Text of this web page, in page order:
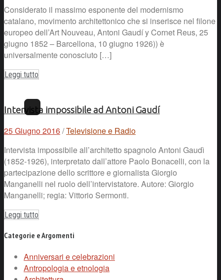
Considerato il massimo esponente del modernismo
catalano, movimento architettonico che si inserisce nel filone
europeo dell’Art Nouveau, Antoni Gaudí y Cornet Reus, 25
giugno 1852 – Barcellona, 10 giugno 1926)) è
universalmente conosciuto […]
Leggi tutto
Intervista impossibile ad Antoni Gaudí
25 Giugno 2016/Televisione e Radio
Intervista impossibile all’architetto spagnolo Antoni Gaudì
(1852-1926), interpretato dall’attore Paolo Bonacelli, con la
partecipazione dello scrittore e giornalista Giorgio
Manganelli nel ruolo dell’intervistatore. Autore: Giorgio
Manganelli; regia: Vittorio Sermonti.
Leggi tutto
Categorie e Argomenti
Anniversari e celebrazioni
Antropologia e etnologia